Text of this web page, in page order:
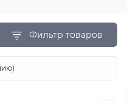
Фильтр товаров